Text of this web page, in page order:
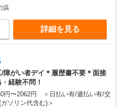
浜
詳細を見る
障がい者デイ＊履歴書不要＊面接
経験不問！
円〜2062円 ＜日払い有/週払い有/交
ソリン代含む)＞